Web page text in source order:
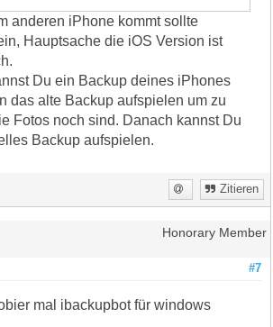
anderen iPhone kommt sollte
Hauptsache die iOS Version ist
Du ein Backup deines iPhones
das alte Backup aufspielen um zu
Fotos noch sind. Danach kannst Du
Backup aufspielen.
Zitieren
Honorary Member
#7
mal ibackupbot für windows